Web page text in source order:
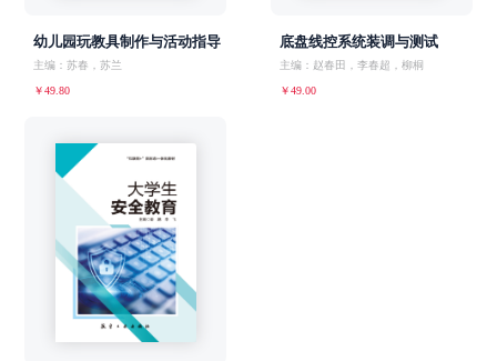
幼儿园玩教具制作与活动指导
主编：苏春，苏兰
￥49.80
底盘线控系统装调与测试
主编：赵春田，李春超，柳桐
￥49.00